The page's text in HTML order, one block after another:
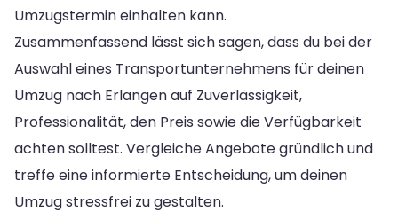
Umzugstermin einhalten kann.
Zusammenfassend lässt sich sagen, dass du bei der
Auswahl eines Transportunternehmens für deinen
Umzug nach Erlangen auf Zuverlässigkeit,
Professionalität, den Preis sowie die Verfügbarkeit
achten solltest. Vergleiche Angebote gründlich und
treffe eine informierte Entscheidung, um deinen
Umzug stressfrei zu gestalten.